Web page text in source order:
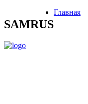
SAMRUS
Главная